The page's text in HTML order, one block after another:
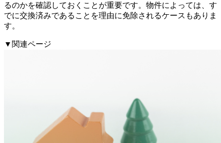
るのかを確認しておくことが重要です。物件によっては、す
でに交換済みであることを理由に免除されるケースもありま
す。
▼関連ページ